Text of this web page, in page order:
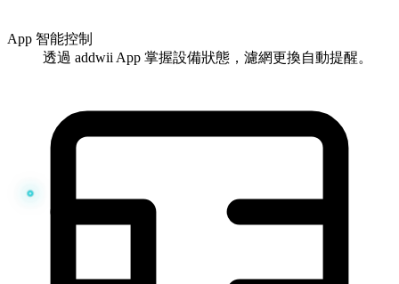
App 智能控制
透過 addwii App 掌握設備狀態，濾網更換自動提醒。